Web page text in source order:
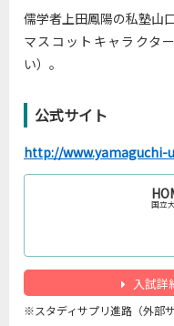
儒学者上田鳳陽の私塾山
マスコットキャラクタ
い）。
公式サイト
http://www.yamaguchi-
国立
入試詳
※スタディサプリ進路（外部